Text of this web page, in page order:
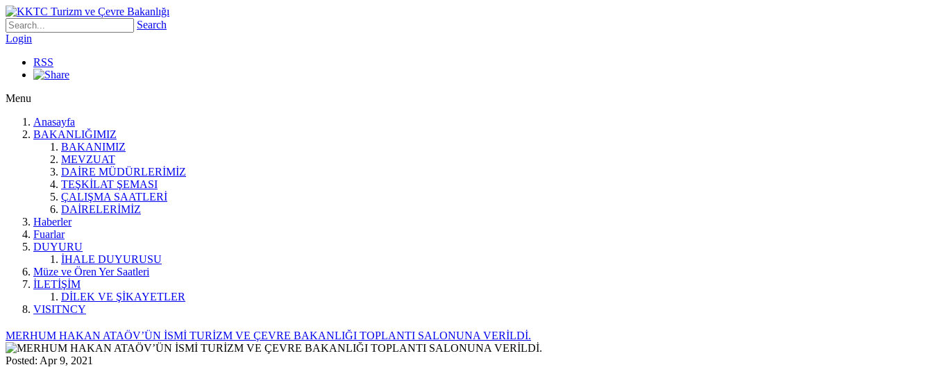
Search
Login
RSS
Menu
Anasayfa
BAKANLIĞIMIZ
BAKANIMIZ
MEVZUAT
DAİRE MÜDÜRLERİMİZ
TEŞKİLAT ŞEMASI
ÇALIŞMA SAATLERİ
DAİRELERİMİZ
Haberler
Fuarlar
DUYURU
İHALE DUYURUSU
Müze ve Ören Yer Saatleri
İLETİŞİM
DİLEK VE ŞİKAYETLER
VISITNCY
MERHUM HAKAN ATAÖV’ÜN İSMİ TURİZM VE ÇEVRE BAKANLIĞI TOPLANTI SALONUNA VERİLDİ.
Posted: Apr 9, 2021